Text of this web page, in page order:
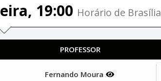
19:00 Horário de Brasília
PROFESSOR
Fernando Moura